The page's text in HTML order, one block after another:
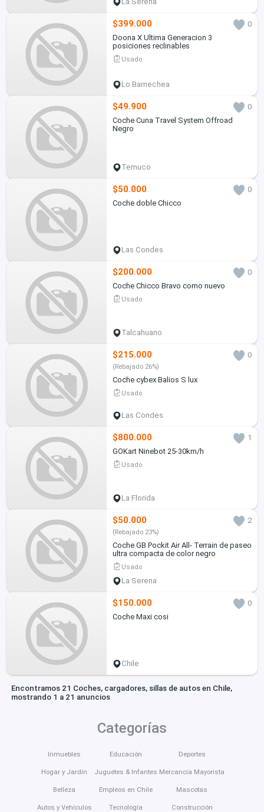
$399.000
0
Doona X Ultima Generacion 3
posiciones reclinables
Usado
Lo Barnechea
$49.900
0
Coche Cuna Travel System Offroad
Negro
Temuco
$50.000
0
Coche doble Chicco
Las Condes
$200.000
0
Coche Chicco Bravo como nuevo
Usado
Talcahuano
$215.000 0
(Rebajado 26%)
Coche cybex Balios S lux
Usado
Las Condes
$800.000
1
GOKart Ninebot 25-30km/h
Usado
La Florida
$50.000 2
(Rebajado 23%)
Coche GB Pockit Air All- Terrain de paseo
ultra compacta de color negro
Usado
La Serena
$150.000
0
Coche Maxi cosi
Chile
Encontramos 21 Coches, cargadores, sillas de autos en Chile,
mostrando 1 a 21 anuncios
Categorías
Inmuebles
Hogar y Jardín
Belleza
Autos y Vehículos
Educación
Juguetes & Infantes
Empleos en Chile
Tecnología
Deportes
Mercancía Mayorista
Mascotas
Construcción